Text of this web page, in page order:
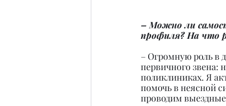
– Можно ли
профиля? На что
– Огромную роль в
первичного звена:
поликлиниках. Я
помочь в неясной
проводим